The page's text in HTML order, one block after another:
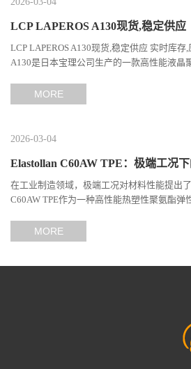
LCP LAPEROS A130现货,稳定供应
LCP LAPEROS A130现货,稳定供应 实时库存
A130是日本宝理公司生产的一款高性能液晶
MORE
2026-03-04
Elastollan C60AW TPE：极端工况
在工业制造领域，极端工况对材料性能提出
C60AW TPE作为一种高性能热塑性聚氨酯弹
MORE